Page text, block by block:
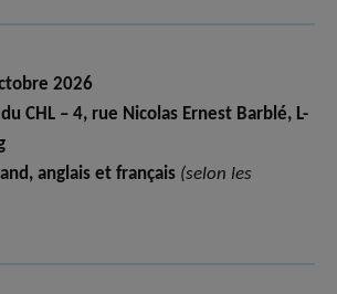
2026
CHL – 4, rue Nicolas Ernest Barblé, L-
anglais et français (selon les